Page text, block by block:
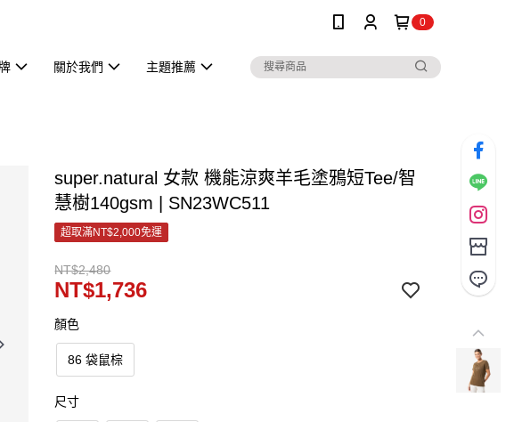
0
關於我們 主題推薦
super.natural 女款 機能涼爽羊毛塗鴉短Tee/智
慧樹140gsm | SN23WC511
超取滿NT$2,000免運
NT$2,480
NT$1,736
顏色
86 袋鼠棕
尺寸